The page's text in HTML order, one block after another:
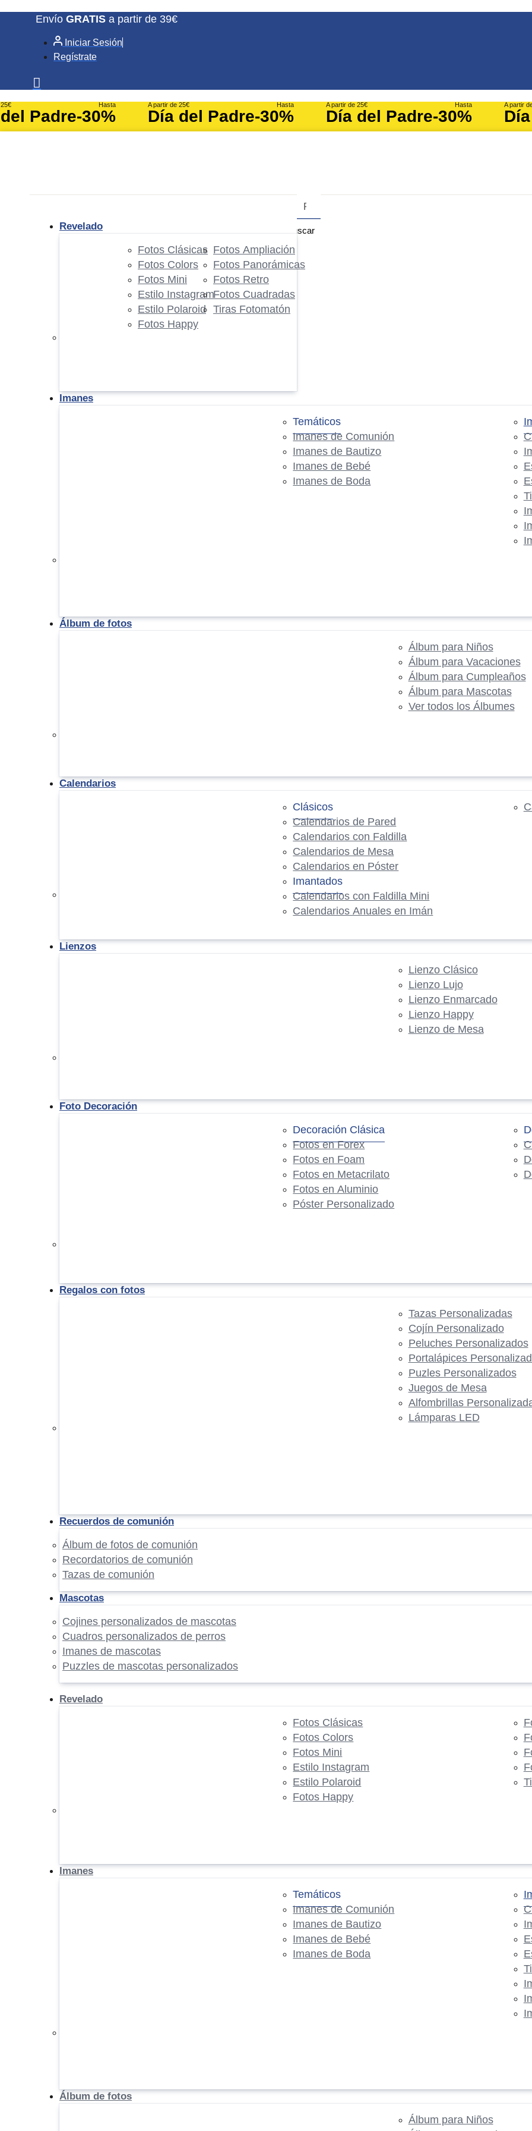
Envío GRATIS a partir de 39€
Iniciar Sesión
Regístrate
Padre
Hasta
-30%
A partir de 25€
Día del Padre
Hasta
-30%
A partir de 25€
Día del Padre
Hasta
-30%
A partir
Buscar
Revelado
Fotos Clásicas
Fotos Colors
Fotos Mini
Estilo Instagram
Estilo Polaroid
Fotos Happy
Fotos Ampliación
Fotos Panorámicas
Fotos Retro
Fotos Cuadradas
Tiras Fotomatón
Imanes
Temáticos
Imanes de Comunión
Imanes de Bautizo
Imanes de Bebé
Imanes de Boda
Álbum de fotos
Álbum para Niños
Álbum para Vacaciones
Álbum para Cumpleaños
Álbum para Mascotas
Ver todos los Álbumes
Calendarios
Clásicos
Calendarios de Pared
Calendarios con Faldilla
Calendarios de Mesa
Calendarios en Póster
Imantados
Calendarios con Faldilla Mini
Calendarios Anuales en Imán
Lienzos
Lienzo Clásico
Lienzo Lujo
Lienzo Enmarcado
Lienzo Happy
Lienzo de Mesa
Foto Decoración
Decoración Clásica
Fotos en Forex
Fotos en Foam
Fotos en Metacrilato
Fotos en Aluminio
Póster Personalizado
Regalos con fotos
Tazas Personalizadas
Cojín Personalizado
Peluches Personalizados
Portalápices
Puzles Personalizados
Juegos de Mesa
Alfombrillas
Lámparas LED
Recuerdos de comunión
Álbum de fotos de comunión
Recordatorios de comunión
Tazas de comunión
Mascotas
Cojines personalizados de mascotas
Cuadros personalizados de perros
Imanes de mascotas
Puzzles de mascotas personalizados
Revelado
Fotos Clásicas
Fotos Colors
Fotos Mini
Estilo Instagram
Estilo Polaroid
Fotos Happy
Imanes
Temáticos
Imanes de Comunión
Imanes de Bautizo
Imanes de Bebé
Imanes de Boda
Álbum de fotos
Álbum para Niños